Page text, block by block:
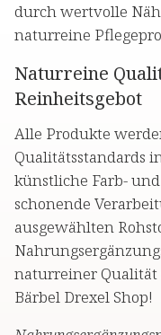
durch wertvolle
naturreine
Naturreine
Reinheitsgebot
Alle Produkte
Qualitätsstandards
künstliche Farb-
schonende
ausgewählten
naturreiner Qualität
Bärbel Drexel Shop!